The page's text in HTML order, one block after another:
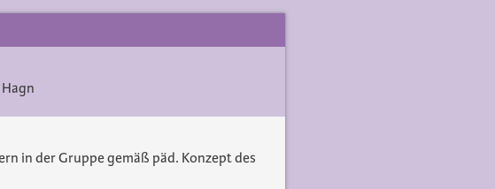
in der Gruppe gemäß päd. Konzept des